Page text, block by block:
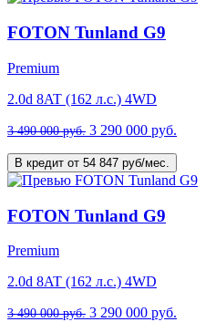
FOTON Tunland G9
Premium
2.0d 8AT (162 л.с.) 4WD
3 490 000 руб. 3 290 000 руб.
В кредит от 54 847 руб/мес.
FOTON Tunland G9
Premium
2.0d 8AT (162 л.с.) 4WD
3 490 000 руб. 3 290 000 руб.